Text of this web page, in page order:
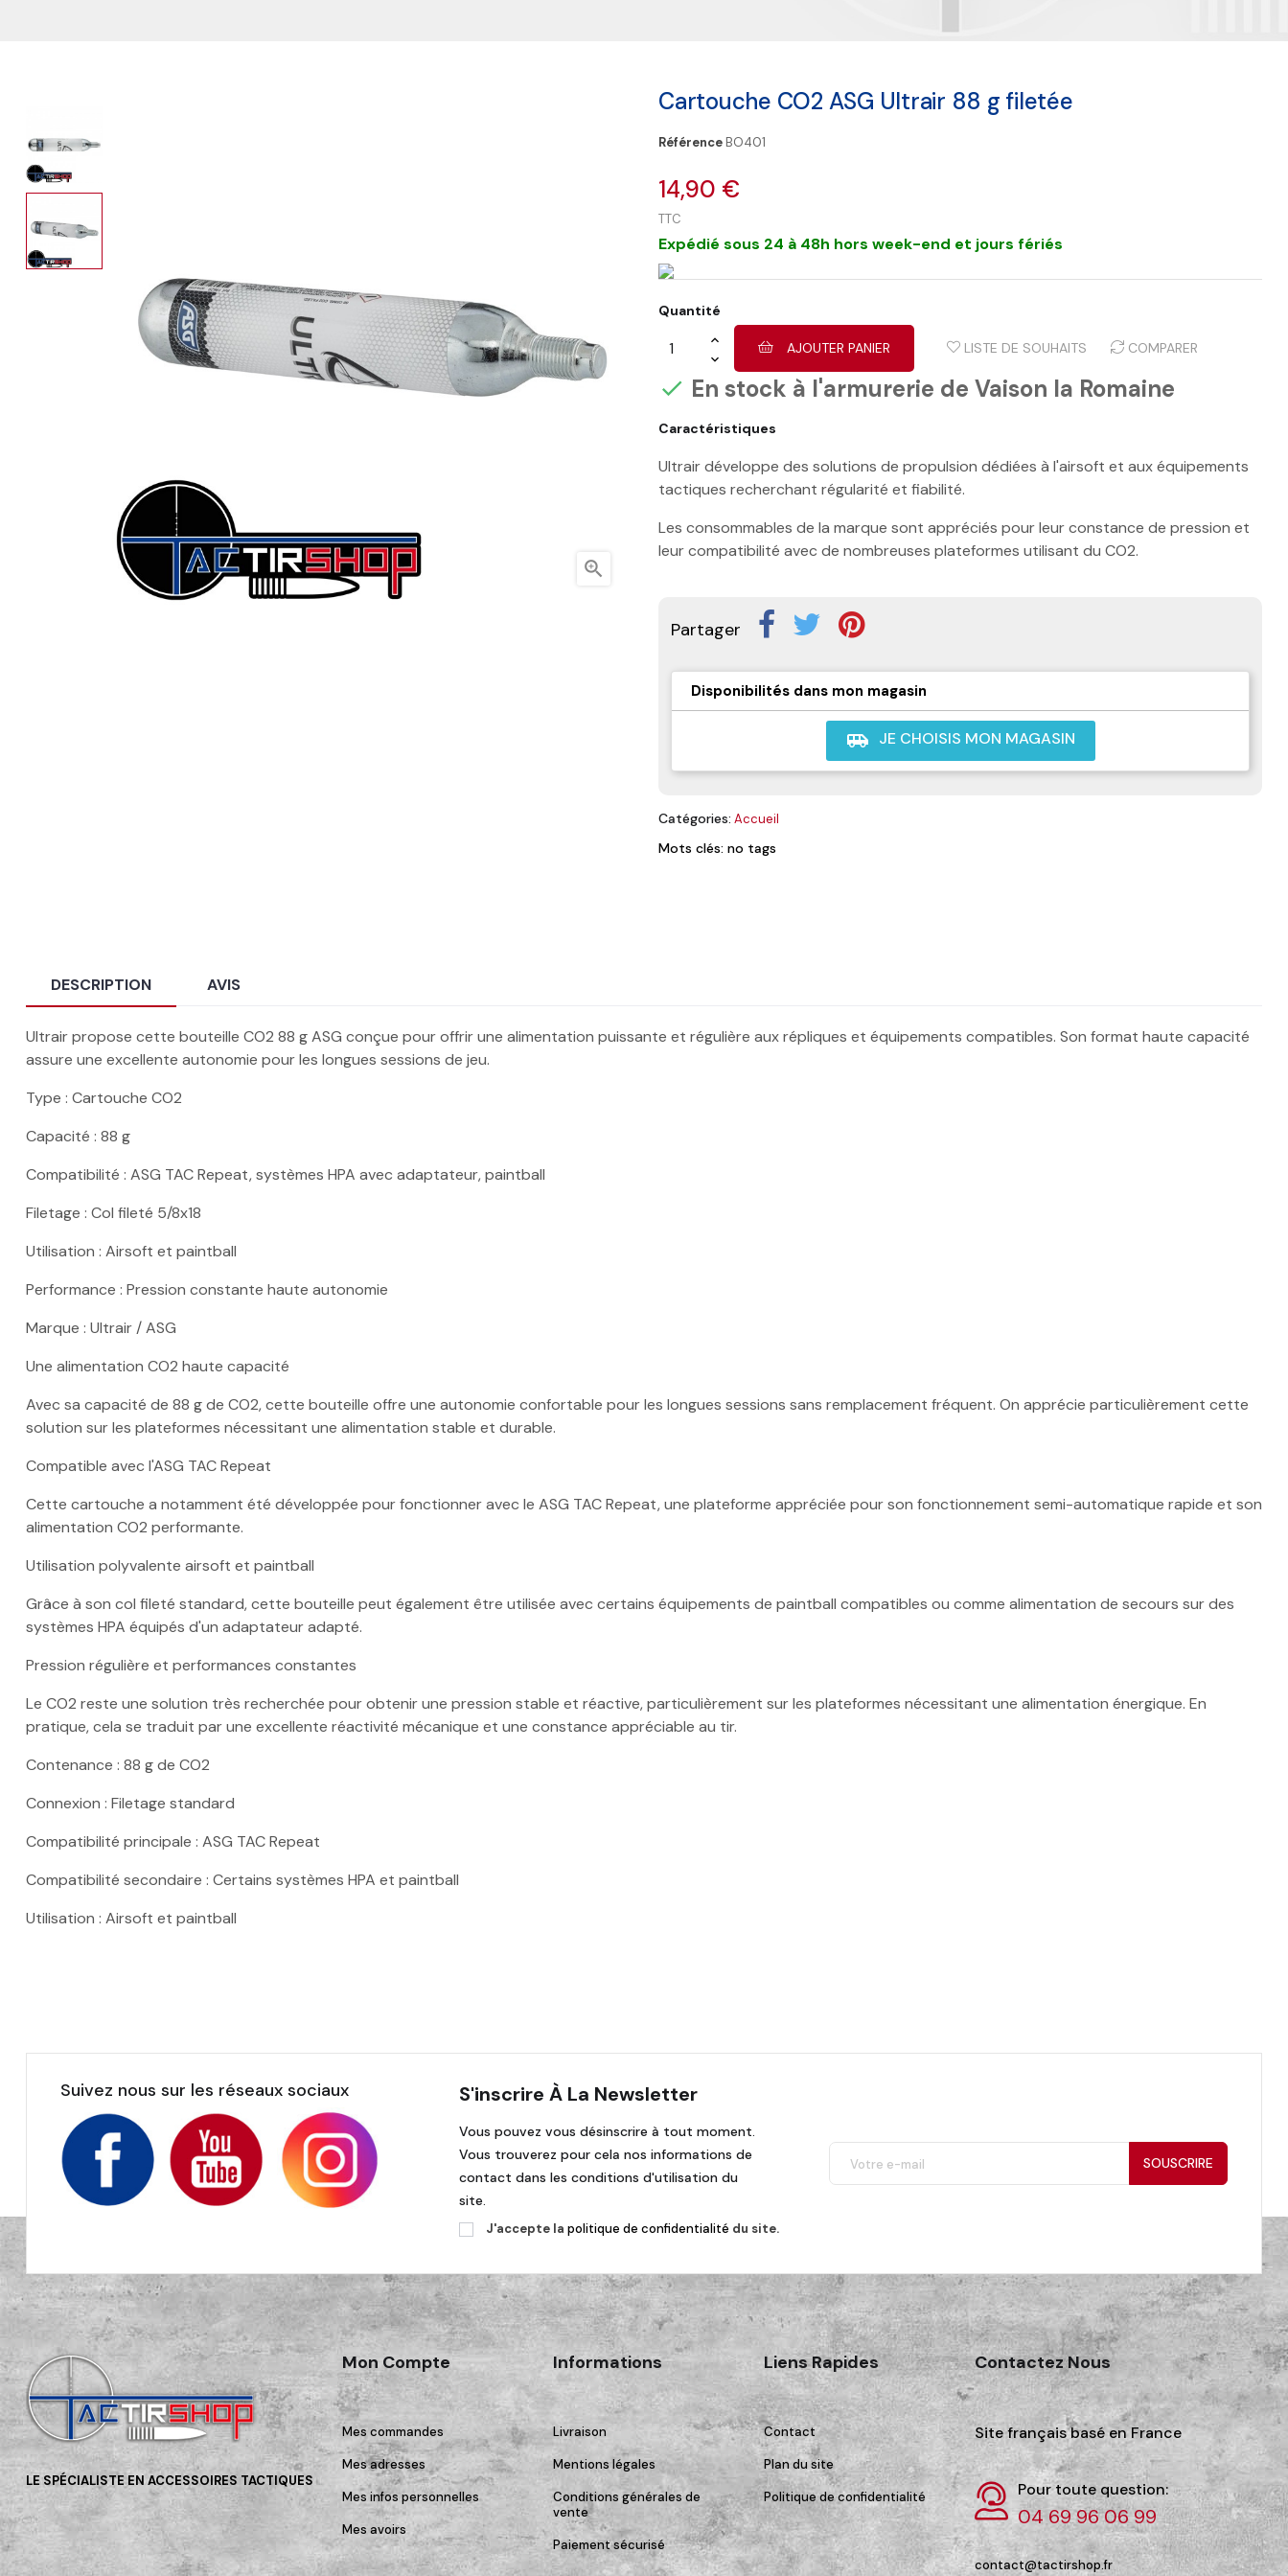

Cartouche CO2 ASG Ultrair 88 g filetée
RéférenceBO401
14,90 €
TTC
Expédié sous 24 à 48h hors week-end et jours fériés
Quantité
AJOUTER PANIER LISTE DE SOUHAITS COMPARER
 En stock à l'armurerie de Vaison la Romaine
Caractéristiques
Ultrair développe des solutions de propulsion dédiées à l'airsoft et aux équipements
tactiques recherchant régularité et fiabilité.
Les consommables de la marque sont appréciés pour leur constance de pression et
leur compatibilité avec de nombreuses plateformes utilisant du CO2.
Partager
Disponibilités dans mon magasin
airport_shuttle JE CHOISIS MON MAGASIN
Catégories: Accueil
Mots clés: no tags
DESCRIPTION AVIS
Ultrair propose cette bouteille CO2 88 g ASG conçue pour offrir une alimentation puissante et régulière aux répliques et équipements compatibles. Son format haute capacité
assure une excellente autonomie pour les longues sessions de jeu.
Type : Cartouche CO2
Capacité : 88 g
Compatibilité : ASG TAC Repeat, systèmes HPA avec adaptateur, paintball
Filetage : Col fileté 5/8x18
Utilisation : Airsoft et paintball
Performance : Pression constante haute autonomie
Marque : Ultrair / ASG
Une alimentation CO2 haute capacité
Avec sa capacité de 88 g de CO2, cette bouteille offre une autonomie confortable pour les longues sessions sans remplacement fréquent. On apprécie particulièrement cette
solution sur les plateformes nécessitant une alimentation stable et durable.
Compatible avec l'ASG TAC Repeat
Cette cartouche a notamment été développée pour fonctionner avec le ASG TAC Repeat, une plateforme appréciée pour son fonctionnement semi-automatique rapide et son
alimentation CO2 performante.
Utilisation polyvalente airsoft et paintball
Grâce à son col fileté standard, cette bouteille peut également être utilisée avec certains équipements de paintball compatibles ou comme alimentation de secours sur des
systèmes HPA équipés d'un adaptateur adapté.
Pression régulière et performances constantes
Le CO2 reste une solution très recherchée pour obtenir une pression stable et réactive, particulièrement sur les plateformes nécessitant une alimentation énergique. En
pratique, cela se traduit par une excellente réactivité mécanique et une constance appréciable au tir.
Contenance : 88 g de CO2
Connexion : Filetage standard
Compatibilité principale : ASG TAC Repeat
Compatibilité secondaire : Certains systèmes HPA et paintball
Utilisation : Airsoft et paintball
Suivez nous sur les réseaux sociaux S'inscrire À La Newsletter
Vous pouvez vous désinscrire à tout moment.
Vous trouverez pour cela nos informations de
contact dans les conditions d'utilisation du
site.
J'accepte la politique de confidentialité du site.
SOUSCRIRE
LE SPÉCIALISTE EN ACCESSOIRES TACTIQUES
Mon Compte
Mes commandes
Mes adresses
Mes infos personnelles
Mes avoirs
Informations
Livraison
Mentions légales
Conditions générales de
vente
Paiement sécurisé
Liens Rapides
Contact
Plan du site
Politique de confidentialité
Contactez Nous
Site français basé en France
Pour toute question:
04 69 96 06 99
contact@tactirshop.fr